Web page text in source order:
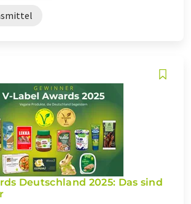
Deutschland 2025: Das sind